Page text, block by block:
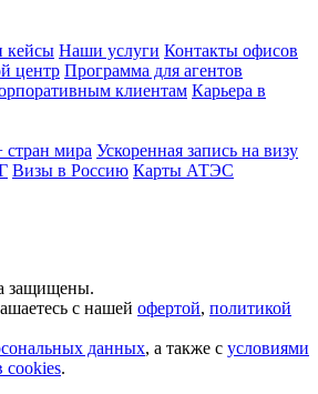
кейсы Наши услуги Контакты офисов
центр Программа для агентов
клиентам Карьера в
мира Ускоренная запись на визу
Визы в Россию Карты АТЭС
защищены.
с нашей офертой, политикой
данных, а также с условиями
cookies.